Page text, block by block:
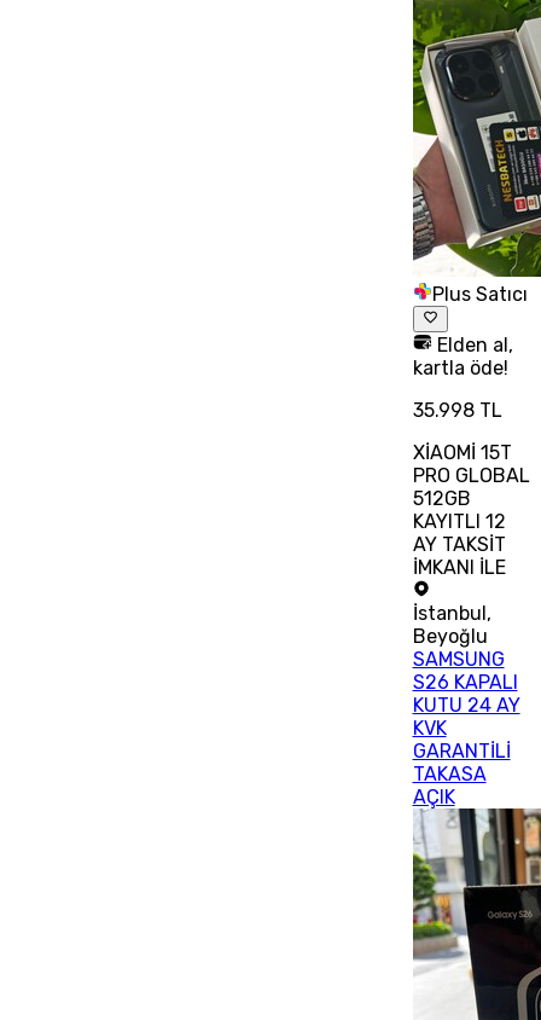
Plus Satıcı
Elden al,
kartla öde!
35.998 TL
XİAOMİ 15T
PRO GLOBAL
512GB
KAYITLI 12
AY TAKSİT
İMKANI İLE
İstanbul ,
Beyoğlu
SAMSUNG
S26 KAPALI
KUTU 24 AY
KVK
GARANTİLİ
TAKASA
AÇIK